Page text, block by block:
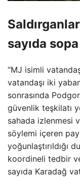
sayıda
“MJ isimli
vatandaşı iki
sonrasında
güvenlik teşkilatı
sahada izlenmesi
söylemi içeren
yoğunlaştırıldığı
koordineli tedbir
sayıda Karadağ